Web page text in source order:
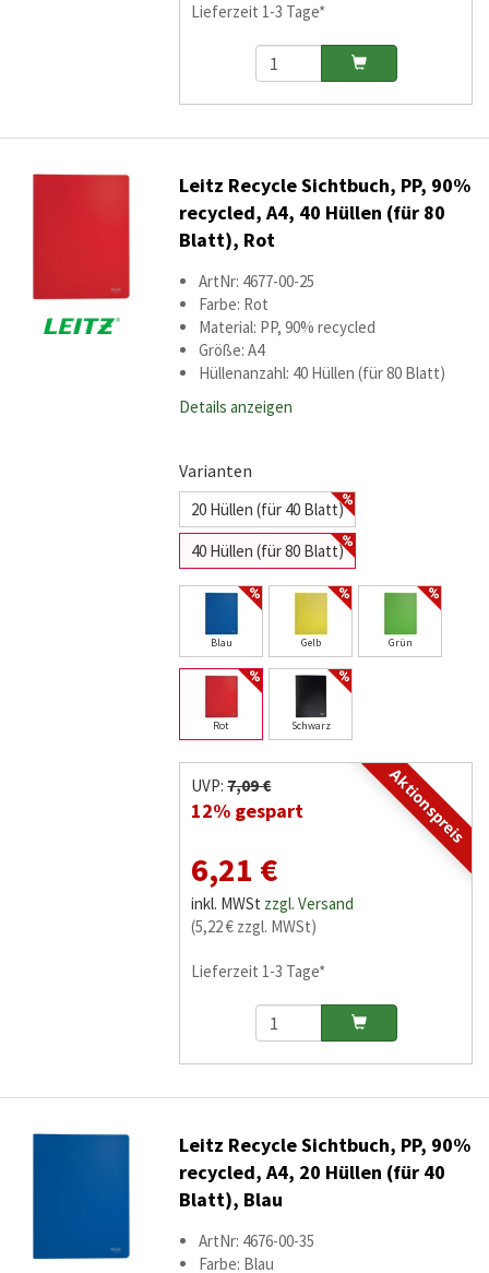
Lieferzeit 1-3 Tage*
Leitz Recycle Sichtbuch, PP, 90%
recycled, A4, 40 Hüllen (für 80
Blatt), Rot
ArtNr: 4677-00-25
Farbe: Rot
Material: PP, 90% recycled
Größe: A4
Hüllenanzahl: 40 Hüllen (für 80 Blatt)
Details anzeigen
Varianten
20 Hüllen (für 40 Blatt)
40 Hüllen (für 80 Blatt)
Blau Gelb Grün
Rot Schwarz
Aktionspreis
UVP:7,09 €
12% gespart
6,21 €
inkl. MWSt zzgl. Versand
(5,22 € zzgl. MWSt)
Lieferzeit 1-3 Tage*
Leitz Recycle Sichtbuch, PP, 90%
recycled, A4, 20 Hüllen (für 40
Blatt), Blau
ArtNr: 4676-00-35
Farbe: Blau